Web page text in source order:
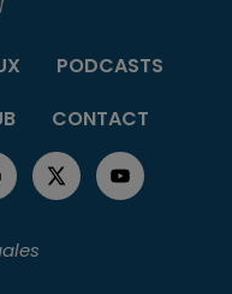
PODCASTS
CONTACT